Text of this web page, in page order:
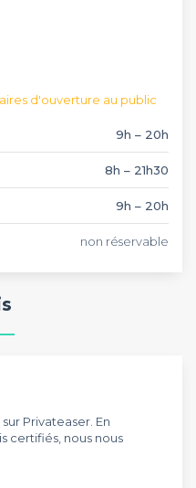
d'ouverture au public
9h – 20h
8h – 21h30
9h – 20h
non réservable
Privateaser. En
certifiés, nous nous